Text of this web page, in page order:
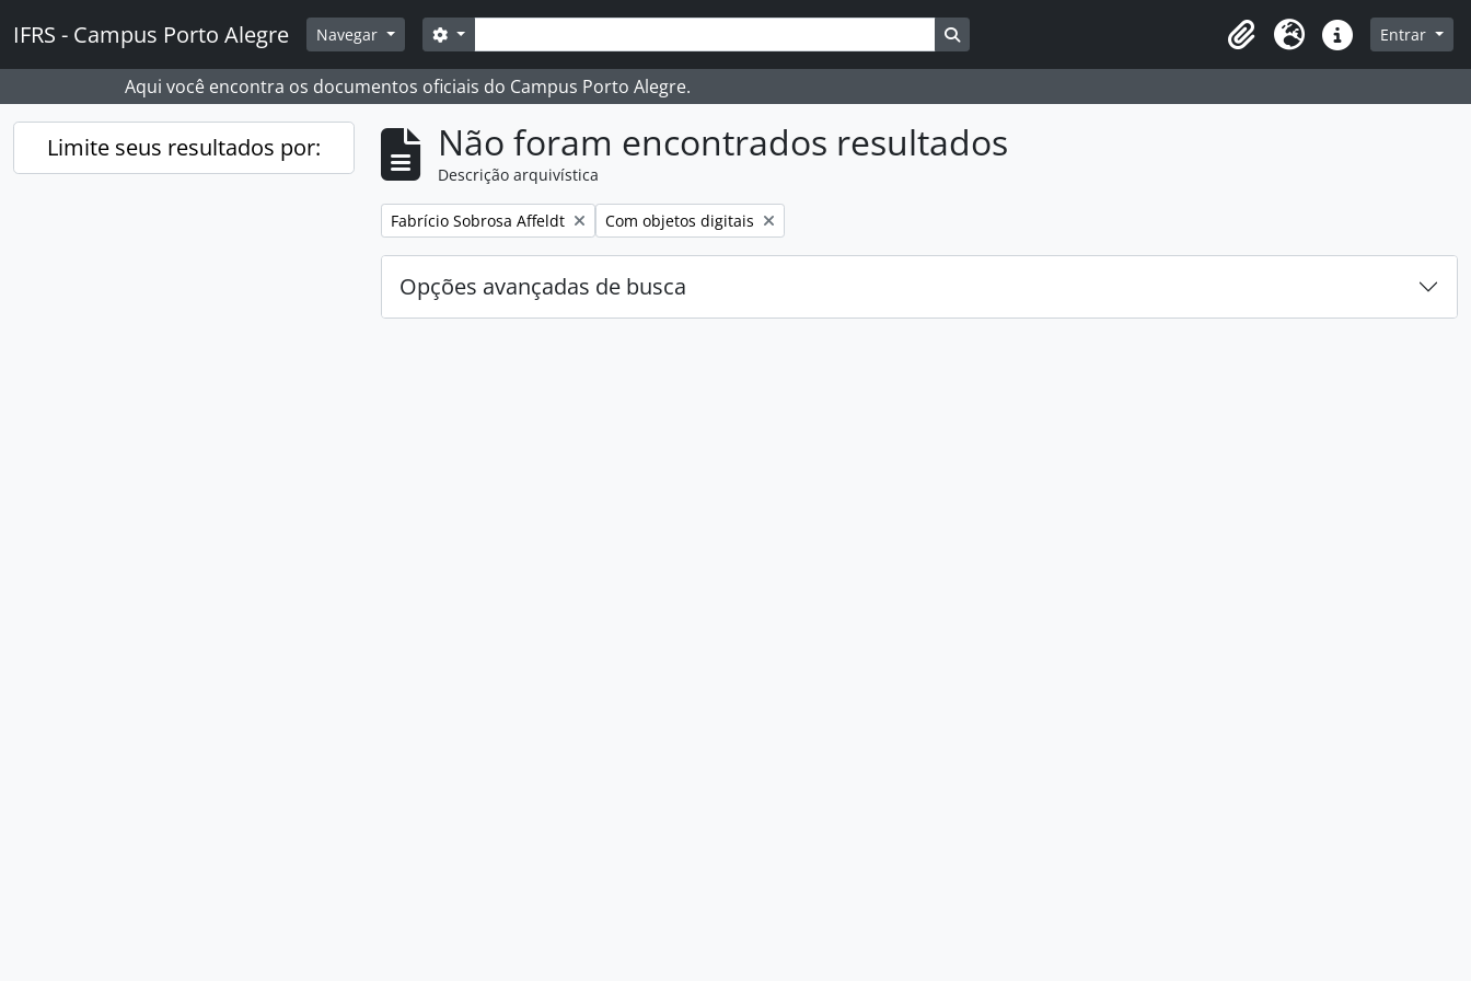
IFRS - Campus Porto Alegre Navegar Buscar
Opções de busca Busque na página de navegação
Idioma Atalhos Entrar
Aqui você encontra os documentos oficiais do Campus Porto Alegre.
Limite seus resultados por: Não foram encontrados resultados
Descrição arquivística
Remover filtro:
Fabrício Sobrosa Affeldt Remover filtro:
Com objetos digitais
Opções avançadas de busca